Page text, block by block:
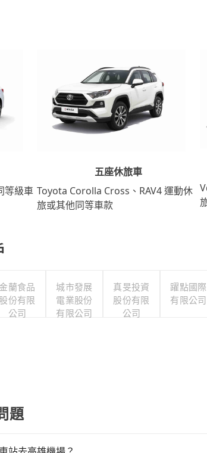
等級車
五座休旅車
Toyota Corolla Cross、RAV4 運動休
旅或其他同等車款
金蘭食品
股份有限
公司
城市發展
電業股份
有限公司
真旻投資
股份有限
公司
躍點國際
有限公司
題